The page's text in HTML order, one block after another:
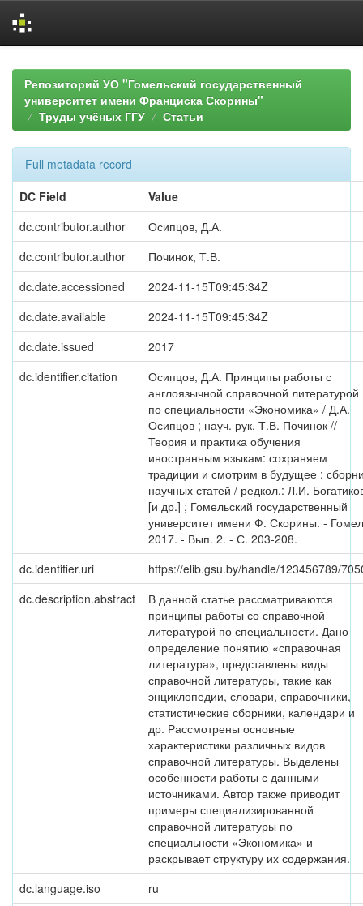
navigationРепозиторий УО "Гомельский государственный
университет имени Франциска Скорины"
Труды учёных ГГУ
Статьи
Full metadata record
DC Field
Value
dc.contributor.author
Осипцов, Д.А.
dc.contributor.author
Починок, Т.В.
dc.date.accessioned
2024-11-15T09:45:34Z
dc.date.available
2024-11-15T09:45:34Z
dc.date.issued
2017
dc.identifier.citation
Осипцов, Д.А. Принципы работы с
англоязычной справочной литературой
по специальности «Экономика» / Д.А.
Осипцов ; науч. рук. Т.В. Починок //
Теория и практика обучения
иностранным языкам: сохраняем
традиции и смотрим в будущее :
научных статей / редкол.: Л.И.
[и др.] ; Гомельский государственный
университет имени Ф. Скорины. -
2017. - Вып. 2. - С. 203-208.
dc.identifier.uri
https://elib.gsu.by/handle/123456789/
dc.description.abstract
В данной статье рассматриваются
принципы работы со справочной
литературой по специальности. Дано
определение понятию «справочная
литература», представлены виды
справочной литературы, такие как
энциклопедии, словари, справочники,
статистические сборники, календари и
др. Рассмотрены основные
характеристики различных видов
справочной литературы. Выделены
особенности работы с данными
источниками. Автор также приводит
примеры специализированной
справочной литературы по
специальности «Экономика» и
раскрывает структуру их содержания.
dc.language.iso
ru